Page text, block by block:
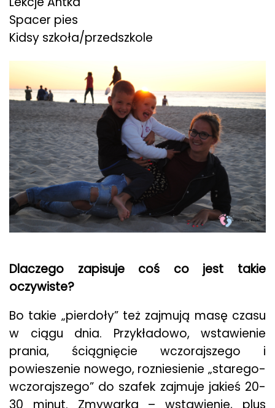
Spacer pies
Kidsy szkoła/przedszkole
Dlaczego zapisuje coś co jest takie
oczywiste?
Bo takie „pierdoły” też zajmują masę czasu
w ciągu dnia. Przykładowo, wstawienie
prania, ściągnięcie wczorajszego i
powieszenie nowego, rozniesienie „starego-
wczorajszego” do szafek zajmuje jakieś 20-
30 minut. Zmywarka – wstawienie, plus